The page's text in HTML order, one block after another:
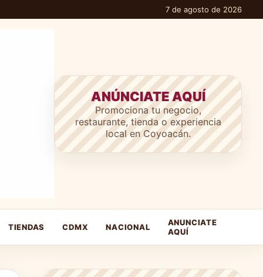
7 de agosto de 2026
ANÚNCIATE AQUÍ
Promociona tu negocio,
restaurante, tienda o experiencia
local en Coyoacán.
TIENDAS CDMX NACIONAL
ANUNCIATE
AQUÍ